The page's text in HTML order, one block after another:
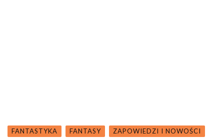
FANTASTYKA FANTASY ZAPOWIEDZI I NOWOŚCI